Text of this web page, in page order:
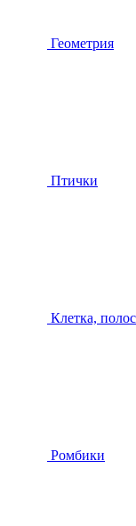
Геометрия
Птички
Клетка,
Ромбики